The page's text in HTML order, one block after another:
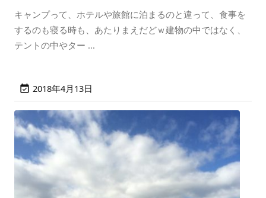
キャンプって、ホテルや旅館に泊まるのと違って、食事を
するのも寝る時も、あたりまえだどｗ建物の中ではなく、
テントの中やター ...
 2018年4月13日